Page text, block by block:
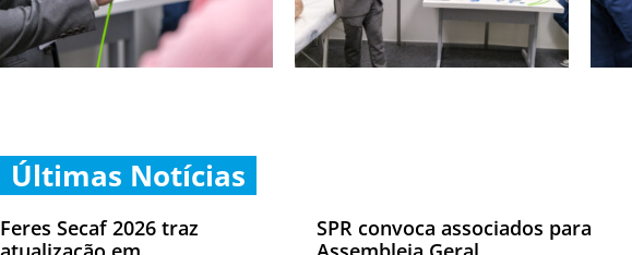
Últimas Notícias
Feres Secaf 2026 traz
SPR convoca associados para